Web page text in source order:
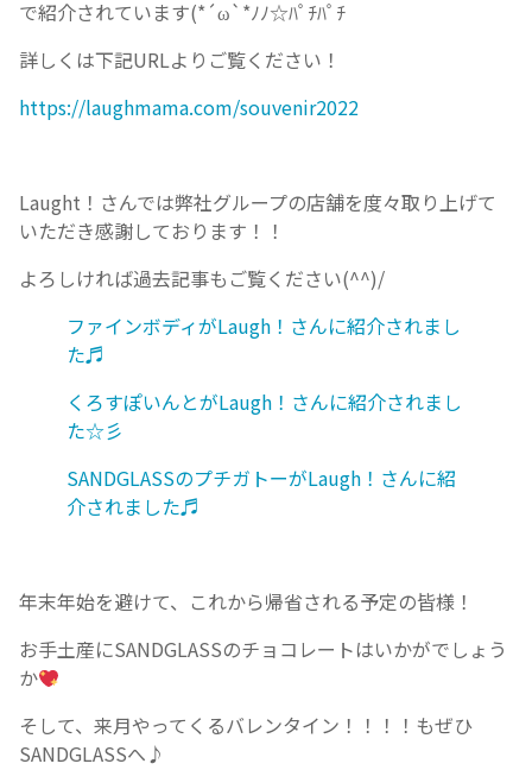
で紹介されています(*´ω`*ﾉﾉ☆ﾊﾟﾁﾊﾟﾁ
詳しくは下記URLよりご覧ください！
https://laughmama.com/souvenir2022
Laught！さんでは弊社グループの店舗を度々取り上げて
いただき感謝しております！！
よろしければ過去記事もご覧ください(^^)/
ファインボディがLaugh！さんに紹介されまし
た♬
くろすぽいんとがLaugh！さんに紹介されまし
た☆彡
SANDGLASSのプチガトーがLaugh！さんに紹
介されました♬
年末年始を避けて、これから帰省される予定の皆様！
お手土産にSANDGLASSのチョコレートはいかがでしょう
か
そして、来月やってくるバレンタイン！！！！もぜひ
SANDGLASSへ♪